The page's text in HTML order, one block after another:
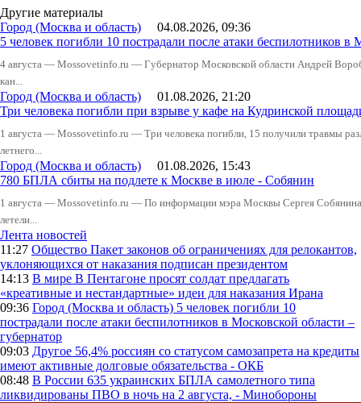
Другие материалы
Город (Москва и область) 04.08.2026, 09:36
5 человек погибли 10 пострадали после атаки беспилотников в
4 августа — Mossovetinfo.ru — Губернатор Московской области Андрей
кан...
Город (Москва и область) 01.08.2026, 21:20
Три человека погибли при взрыве у кафе на Кудринской
1 августа — Mossovetinfo.ru — Три человека погибли, 15 получили травмы
летнего...
Город (Москва и область) 01.08.2026, 15:43
780 БПЛА сбиты на подлете к Москве в июле - Собянин
1 августа — Mossovetinfo.ru — По информации мэра Москвы Сергея
летели...
Лента новостей
11:27 Общество Пакет законов об ограничениях для релокантов,
уклоняющихся от наказания подписан президентом
14:13 В мире В Пентагоне просят солдат предлагать
«креативные и нестандартные» идеи для наказания Ирана
09:36 Город (Москва и область) 5 человек погибли 10
пострадали после атаки беспилотников в Московской области –
губернатор
09:03 Другое 56,4% россиян со статусом самозапрета на кредиты
имеют активные долговые обязательства - ОКБ
08:48 В России 635 украинских БПЛА самолетного типа
ликвидированы ПВО в ночь на 2 августа, - Минобороны